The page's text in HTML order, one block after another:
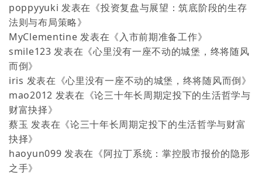
poppyyuki 发表在《投资复盘与展望：筑底阶段的生存
法则与布局策略》
MyClementine 发表在《入市前期准备工作》
smile123 发表在《心里没有一座不动的城堡，终将随风
而倒》
iris 发表在《心里没有一座不动的城堡，终将随风而倒》
mao2012 发表在《论三十年长周期定投下的生活哲学与
财富抉择》
蔡玉 发表在《论三十年长周期定投下的生活哲学与财富
抉择》
haoyun099 发表在《阿拉丁系统：掌控股市报价的隐形
之手》